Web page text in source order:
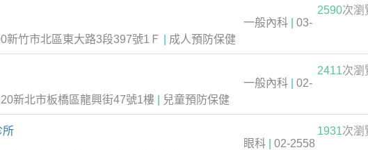
2590次瀏
一般內科
03-
新竹市北區東大路3段397號1Ｆ
成人預防保健
2411次瀏
一般內科
02-
新北市板橋區龍興街47號1樓
兒童預防保健
所 1931次瀏
眼科
02-2558